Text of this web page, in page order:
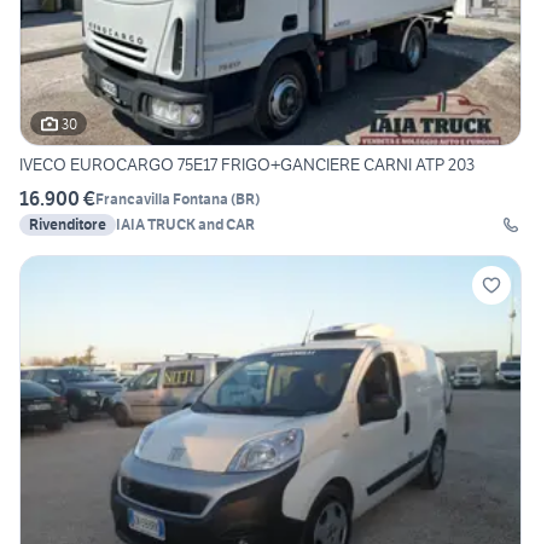
30
IVECO EUROCARGO 75E17 FRIGO+GANCIERE CARNI ATP 203
16.900 €Francavilla Fontana (BR)
Rivenditore IAIA TRUCK and CAR